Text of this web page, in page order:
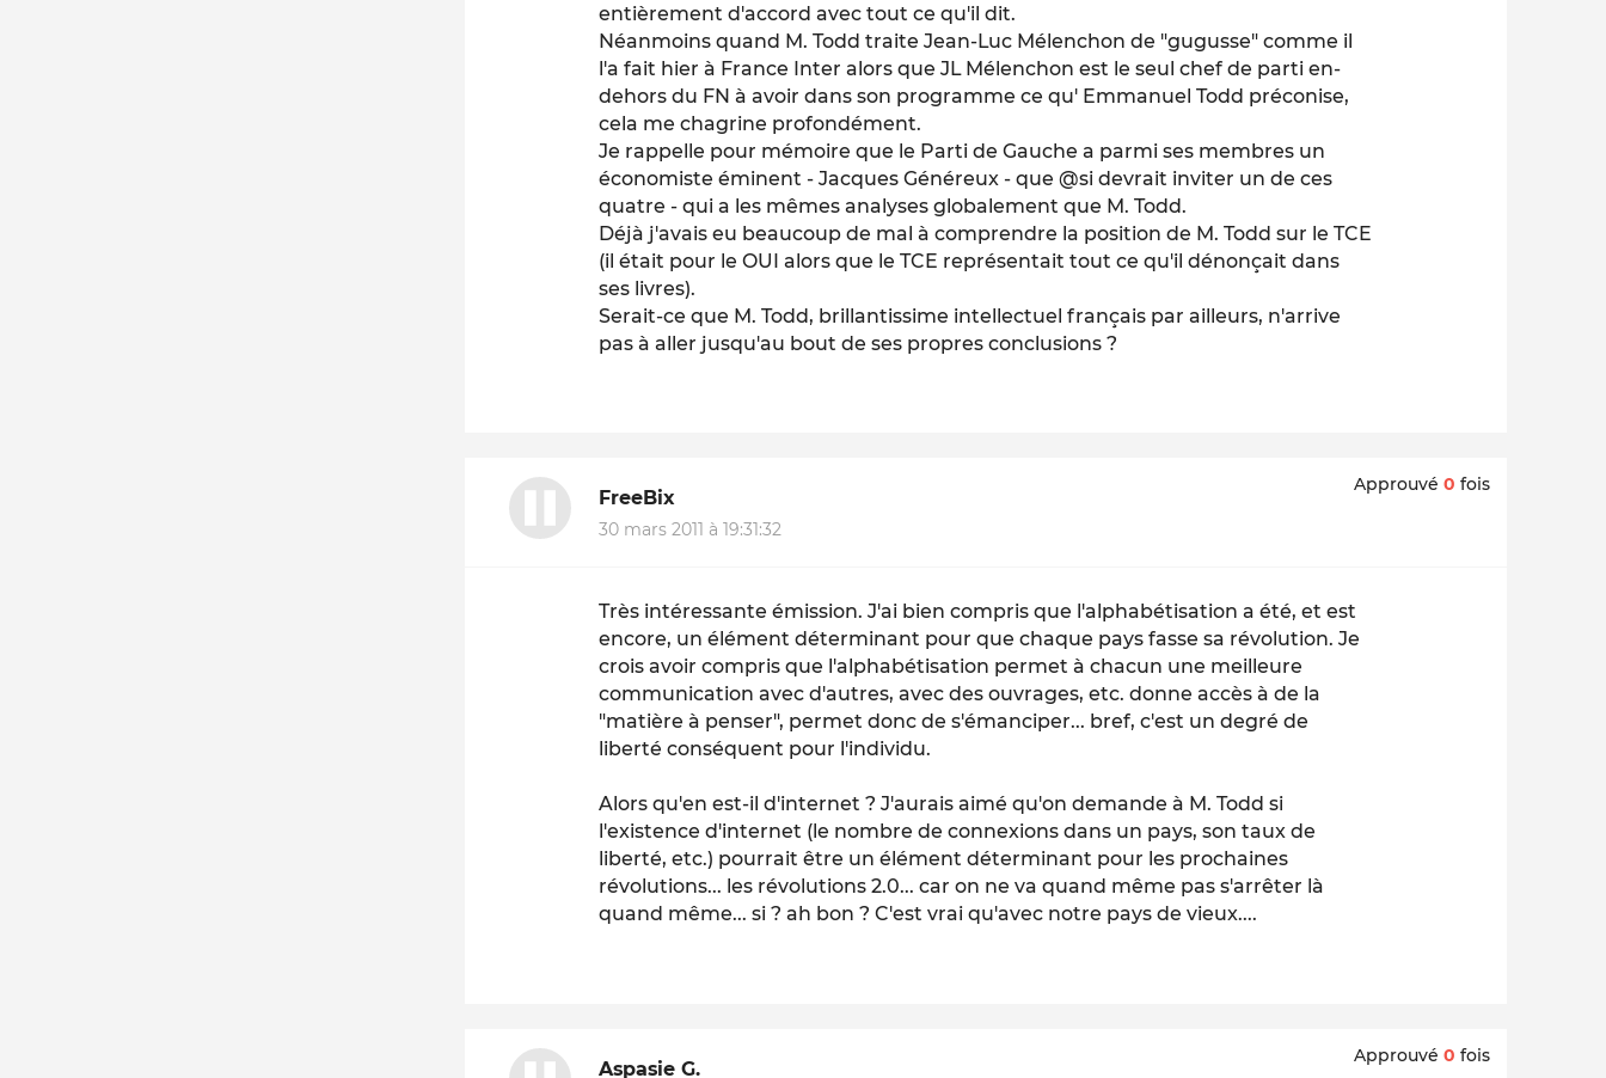
entièrement d'accord avec tout ce qu'il dit.
Néanmoins quand M. Todd traite Jean-Luc Mélenchon de "gugusse" comme il
l'a fait hier à France Inter alors que JL Mélenchon est le seul chef de parti en-
dehors du FN à avoir dans son programme ce qu' Emmanuel Todd préconise,
cela me chagrine profondément.
Je rappelle pour mémoire que le Parti de Gauche a parmi ses membres un
économiste éminent - Jacques Généreux - que @si devrait inviter un de ces
quatre - qui a les mêmes analyses globalement que M. Todd.
Déjà j'avais eu beaucoup de mal à comprendre la position de M. Todd sur le TCE
(il était pour le OUI alors que le TCE représentait tout ce qu'il dénonçait dans
ses livres).
Serait-ce que M. Todd, brillantissime intellectuel français par ailleurs, n'arrive
pas à aller jusqu'au bout de ses propres conclusions ?
FreeBix
30 mars 2011 à 19:31:32
Approuvé 0 fois
Très intéressante émission. J'ai bien compris que l'alphabétisation a été, et est
encore, un élément déterminant pour que chaque pays fasse sa révolution. Je
crois avoir compris que l'alphabétisation permet à chacun une meilleure
communication avec d'autres, avec des ouvrages, etc. donne accès à de la
"matière à penser", permet donc de s'émanciper... bref, c'est un degré de
liberté conséquent pour l'individu.
Alors qu'en est-il d'internet ? J'aurais aimé qu'on demande à M. Todd si
l'existence d'internet (le nombre de connexions dans un pays, son taux de
liberté, etc.) pourrait être un élément déterminant pour les prochaines
révolutions... les révolutions 2.0... car on ne va quand même pas s'arrêter là
quand même... si ? ah bon ? C'est vrai qu'avec notre pays de vieux....
Aspasie G.
Approuvé 0 fois